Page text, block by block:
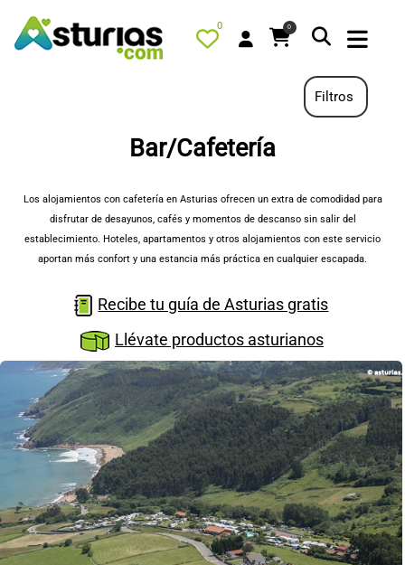
0 0
QUÉ HACER
ALOJAMIENTOS
RESTAURANTES
TURISMO ACTIVO
TIENDA
AGENDA
OFERTAS
CONTACTO
Filtros
Bar/Cafetería
Los alojamientos con cafetería en Asturias ofrecen un extra de comodidad para
disfrutar de desayunos, cafés y momentos de descanso sin salir del
establecimiento. Hoteles, apartamentos y otros alojamientos con este servicio
aportan más confort y una estancia más práctica en cualquier escapada.
Recibe tu guía de Asturias gratis
Llévate productos asturianos